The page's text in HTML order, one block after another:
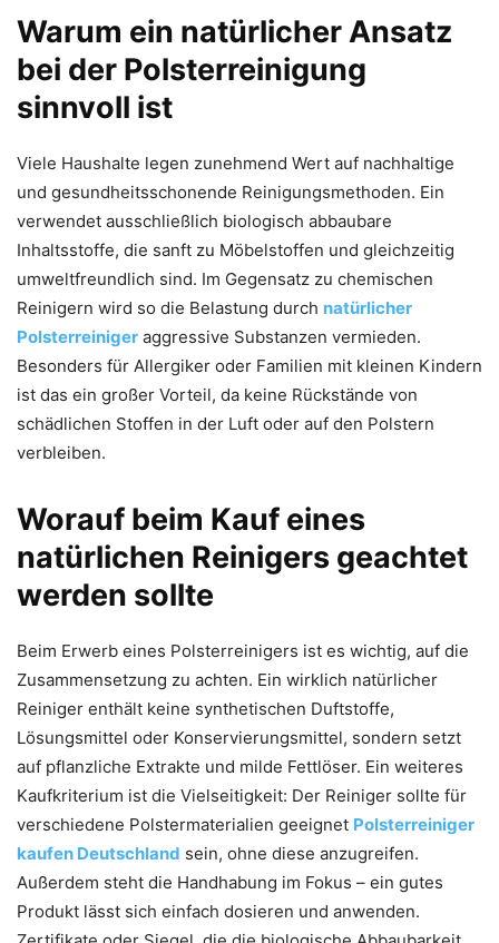
Warum ein natürlicher Ansatz
bei der Polsterreinigung
sinnvoll ist
Viele Haushalte legen zunehmend Wert auf nachhaltige
und gesundheitsschonende Reinigungsmethoden. Ein
verwendet ausschließlich biologisch abbaubare
Inhaltsstoffe, die sanft zu Möbelstoffen und gleichzeitig
umweltfreundlich sind. Im Gegensatz zu chemischen
Reinigern wird so die Belastung durch natürlicher
Polsterreiniger aggressive Substanzen vermieden.
Besonders für Allergiker oder Familien mit kleinen Kindern
ist das ein großer Vorteil, da keine Rückstände von
schädlichen Stoffen in der Luft oder auf den Polstern
verbleiben.
Worauf beim Kauf eines
natürlichen Reinigers geachtet
werden sollte
Beim Erwerb eines Polsterreinigers ist es wichtig, auf die
Zusammensetzung zu achten. Ein wirklich natürlicher
Reiniger enthält keine synthetischen Duftstoffe,
Lösungsmittel oder Konservierungsmittel, sondern setzt
auf pflanzliche Extrakte und milde Fettlöser. Ein weiteres
Kaufkriterium ist die Vielseitigkeit: Der Reiniger sollte für
verschiedene Polstermaterialien geeignet Polsterreiniger
kaufen Deutschland sein, ohne diese anzugreifen.
Außerdem steht die Handhabung im Fokus – ein gutes
Produkt lässt sich einfach dosieren und anwenden.